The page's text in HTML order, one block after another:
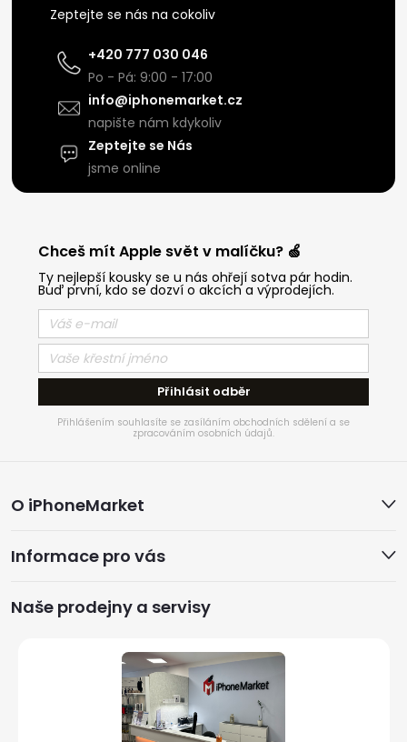
Zeptejte se nás na cokoliv
+420 777 030 046
Po - Pá: 9:00 - 17:00
info@iphonemarket.cz
napište nám kdykoliv
Zeptejte se Nás
jsme online
Chceš mít Apple svět v malíčku? 🍏
Ty nejlepší kousky se u nás ohřejí sotva pár hodin.
Buď první, kdo se dozví o akcích a výprodejích.
Přihlásit odběr
Přihlášením souhlasíte se zasíláním obchodních sdělení a se
zpracováním osobních údajů.
á
p
a
O iPhoneMarket
Informace pro vás
Naše prodejny a servisy